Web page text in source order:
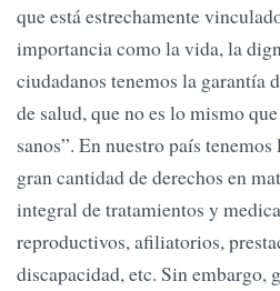
que está estrechamente
importancia como la vida, la
ciudadanos tenemos la garantía
de salud, que no es lo mismo
sanos”. En nuestro país
gran cantidad de derechos en
integral de tratamientos y
reproductivos, afiliatorios,
discapacidad, etc. Sin embargo,